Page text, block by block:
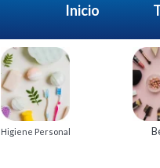
Inicio
Higiene Personal